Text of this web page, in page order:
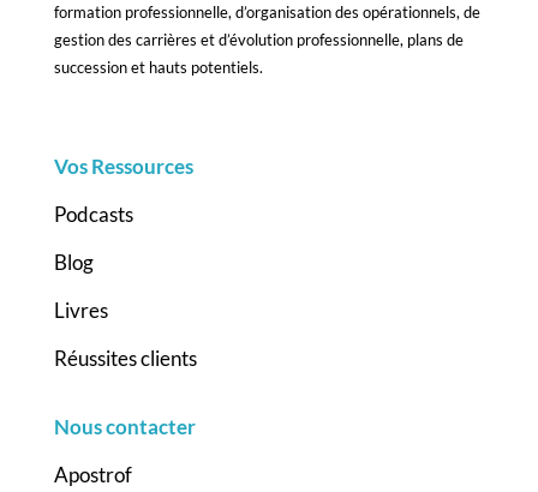
formation professionnelle, d’organisation des opérationnels, de
gestion des carrières et d’évolution professionnelle, plans de
succession et hauts potentiels.
Vos Ressources
Podcasts
Blog
Livres
Réussites clients
Nous contacter
Apostrof